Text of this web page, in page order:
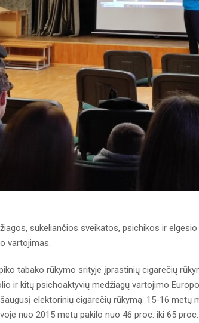
sukeliančios sveikatos, psichikos ir
vartojimas.
tabako rūkymo srityje įprastinių cigarečių
ir kitų psichoaktyvių medžiagų vartojimo
elektorinių cigarečių rūkymą. 15-16 metų
nuo 2015 metų pakilo nuo 46 proc. iki 65 proc.